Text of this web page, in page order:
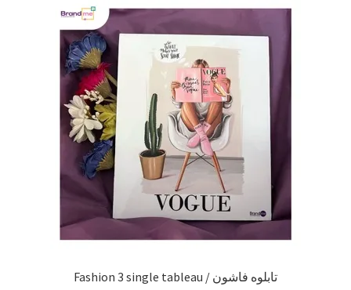
Fashion 3 single tableau / تابلوه فاشون